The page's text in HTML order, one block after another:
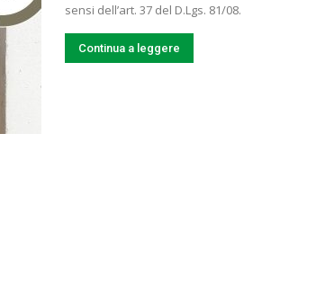
sensi dell’art. 37 del D.Lgs. 81/08.
Continua a leggere